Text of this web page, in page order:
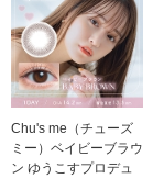
Chu's me（チューズ
ミー）ベイビーブラウ
ン ゆうこすプロデュ